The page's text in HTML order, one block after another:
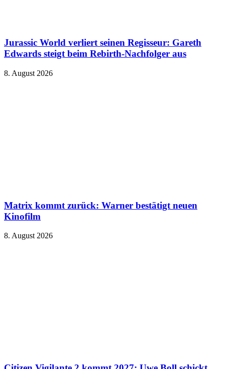
Jurassic World verliert seinen Regisseur: Gareth
Edwards steigt beim Rebirth-Nachfolger aus
8. August 2026
Matrix kommt zurück: Warner bestätigt neuen
Kinofilm
8. August 2026